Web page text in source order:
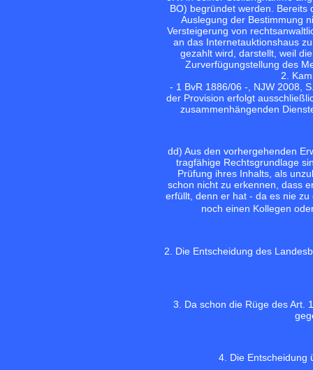
BO) begründet werden. Bereits
Auslegung der Bestimmung
Versteigerung von
an das Internetauktionshaus
gezahlt wird, darstellt, weil
Zurverfügungstellung des
2.
- 1 BvR 1886/06 -, NJW 2008,
der Provision erfolgt
zusammenhängenden
dd) Aus den vorhergehenden
tragfähige Rechtsgrundlage
Prüfung ihres Inhalts, als
schon nicht zu erkennen, dass
erfüllt, denn er hat - da es nie
noch einen Kollegen
2. Die Entscheidung des
3. Da schon die Rüge des Art.
4. Die Entscheidung